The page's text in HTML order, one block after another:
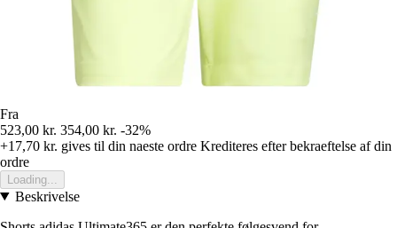
Fra
523,00 kr. 354,00 kr. -32%
+17,70 kr. gives til din naeste ordre Krediteres efter bekraeftelse af din
ordre
Loading...
Beskrivelse